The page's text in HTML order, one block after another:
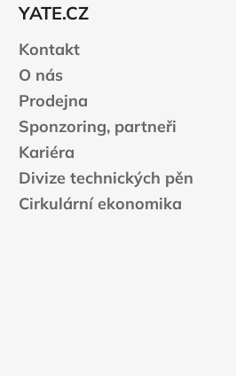
YATE.CZ
Kontakt
O nás
Prodejna
Sponzoring, partneři
Kariéra
Divize technických pěn
Cirkulární ekonomika